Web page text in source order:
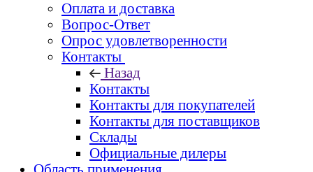
Оплата и доставка
Вопрос-Ответ
Опрос удовлетворенности
Контакты
Назад
Контакты
Контакты для покупателей
Контакты для поставщиков
Склады
Официальные дилеры